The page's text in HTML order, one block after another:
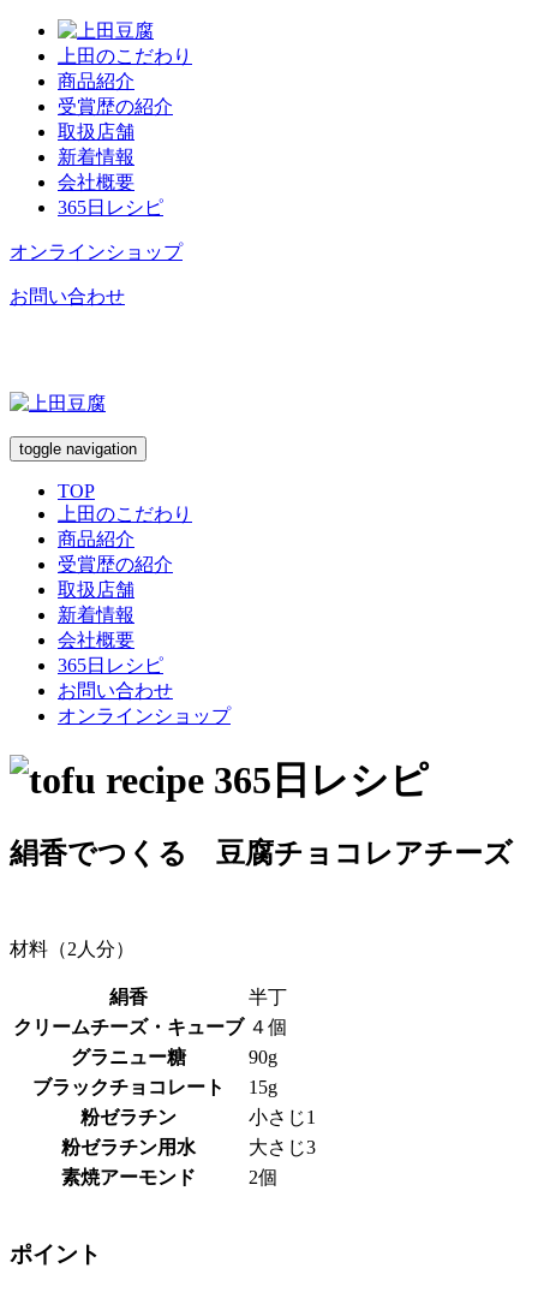
上田のこだわり
商品紹介
受賞歴の紹介
取扱店舗
新着情報
会社概要
365日レシピ
オンラインショップ
お問い合わせ
toggle navigation
TOP
上田のこだわり
商品紹介
受賞歴の紹介
取扱店舗
新着情報
会社概要
365日レシピ
お問い合わせ
オンラインショップ
絹香でつくる 豆腐チョコレアチーズ
材料（2人分）
絹香
半丁
クリームチーズ・キューブ ４個
グラニュー糖
90g
ブラックチョコレート
15g
粉ゼラチン
小さじ1
粉ゼラチン用水
大さじ3
素焼アーモンド
2個
ポイント